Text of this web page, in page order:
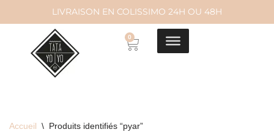
contenu
LIVRAISON EN COLISSIMO 24H OU 48H
0
Accueil \ Produits identifiés “pyar”